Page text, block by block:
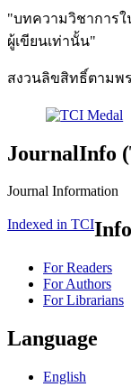
"บทความวิชาการ
ผู้เขียนเท่านั้น"
สงวนลิขสิทธิ์ตาม
JournalInfo
Journal Information
Indexed in TCI
For Readers
For Authors
For Librarians
Language
English